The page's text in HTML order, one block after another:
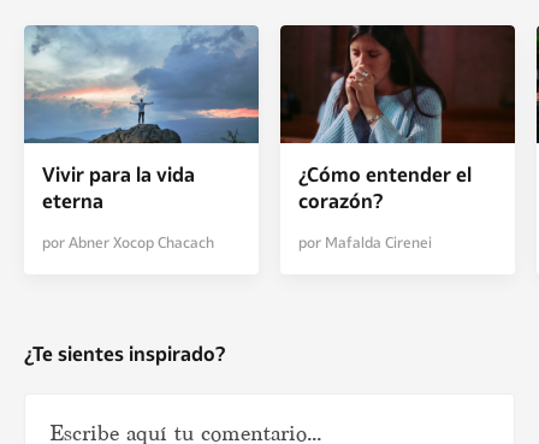
Vivir para la vida
eterna
por Abner Xocop Chacach
¿Cómo entender el
corazón?
por Mafalda Cirenei
¿Te sientes inspirado?